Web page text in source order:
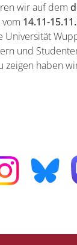
wir auf dem
14.11-
Universität
und
zeigen haben